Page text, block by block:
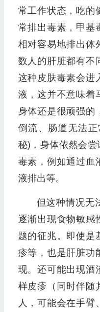
常工作状态，吃的
常排出毒素，甲基
相对容易地排出体
数人的肝脏都有不
这种皮肤毒素会进
液，这并不意味着
身体还是很顽强的
倒流、肠道无法
秘)，身体依然会
毒素，例如通过血
液排出等。
但这种情况无
逐渐出现食物敏感
题的征兆。即使是
疹等，也是肝脏功
现。还可能出现酒
样皮疹（同时伴随
人，可能会在手臂